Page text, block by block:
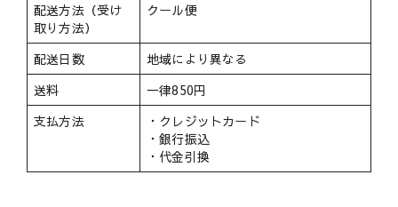
配送方法（受け
取り方法）
クール便
配送日数
地域により異なる
送料
一律850円
支払方法
・クレジットカード
・銀行振込
・代金引換